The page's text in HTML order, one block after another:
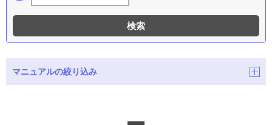
検索
マニュアルの絞り込み